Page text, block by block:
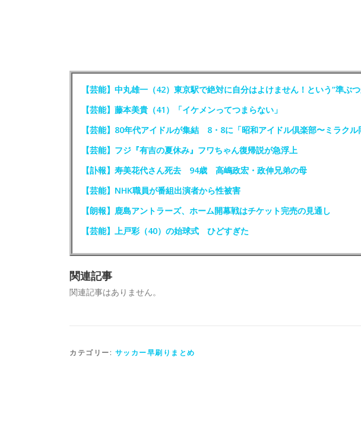
【芸能】中丸雄一（42）東京駅で絶対に自分はよけません！という“準ぶ
【芸能】藤本美貴（41）「イケメンってつまらない」
【芸能】80年代アイドルが集結 8・8に「昭和アイドル倶楽部〜ミラク
【芸能】フジ『有吉の夏休み』フワちゃん復帰説が急浮上
【訃報】寿美花代さん死去 94歳 高嶋政宏・政伸兄弟の母
【芸能】NHK職員が番組出演者から性被害
【朗報】鹿島アントラーズ、ホーム開幕戦はチケット完売の見通し
【芸能】上戸彩（40）の始球式 ひどすぎた
関連記事
関連記事はありません。
カテゴリー: サッカー早刷りまとめ